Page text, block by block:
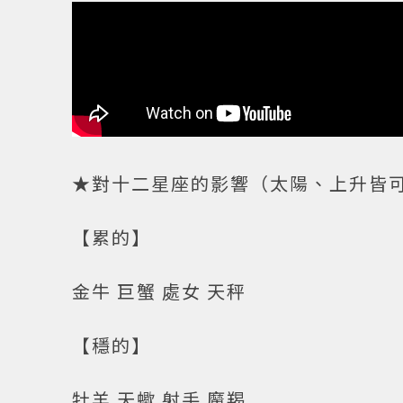
★對十二星座的影響（太陽、上升皆
【累的】
金牛 巨蟹 處女 天秤
【穩的】